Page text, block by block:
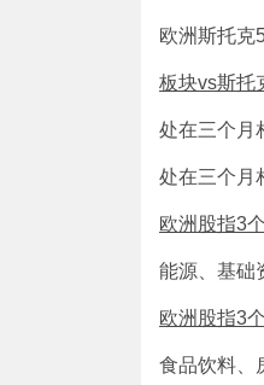
欧洲斯托克
板块vs斯托
处在三个月
处在三个月
欧洲股指3
能源、基础
欧洲股指3
食品饮料、